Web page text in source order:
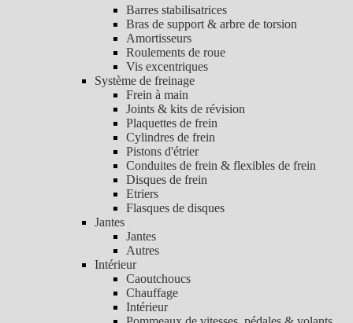
Barres stabilisatrices
Bras de support & arbre de torsion
Amortisseurs
Roulements de roue
Vis excentriques
Système de freinage
Frein à main
Joints & kits de révision
Plaquettes de frein
Cylindres de frein
Pistons d'étrier
Conduites de frein & flexibles de frein
Disques de frein
Etriers
Flasques de disques
Jantes
Jantes
Autres
Intérieur
Caoutchoucs
Chauffage
Intérieur